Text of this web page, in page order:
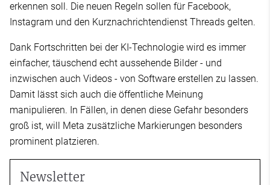
erkennen soll. Die neuen Regeln sollen für Facebook,
Instagram und den Kurznachrichtendienst Threads gelten.
Dank Fortschritten bei der KI-Technologie wird es immer
einfacher, täuschend echt aussehende Bilder - und
inzwischen auch Videos - von Software erstellen zu lassen.
Damit lässt sich auch die öffentliche Meinung
manipulieren. In Fällen, in denen diese Gefahr besonders
groß ist, will Meta zusätzliche Markierungen besonders
prominent platzieren.
Newsletter